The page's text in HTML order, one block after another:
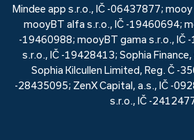
Mindee app s.r.o., IČ -06437877;
mooyBT alfa s.r.o., IČ -19460694;
-19460988; mooyBT gama s.r.o., IČ
s.r.o., IČ -19428413; Sophia
Sophia Kilcullen Limited, Reg. Č -
-28435095; ZenX Capital, a.s., IČ -
s.r.o., IČ -